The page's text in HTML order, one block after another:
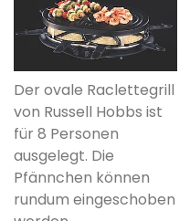
Der ovale Raclettegrill
von Russell Hobbs ist
für 8 Personen
ausgelegt. Die
Pfännchen können
rundum eingeschoben